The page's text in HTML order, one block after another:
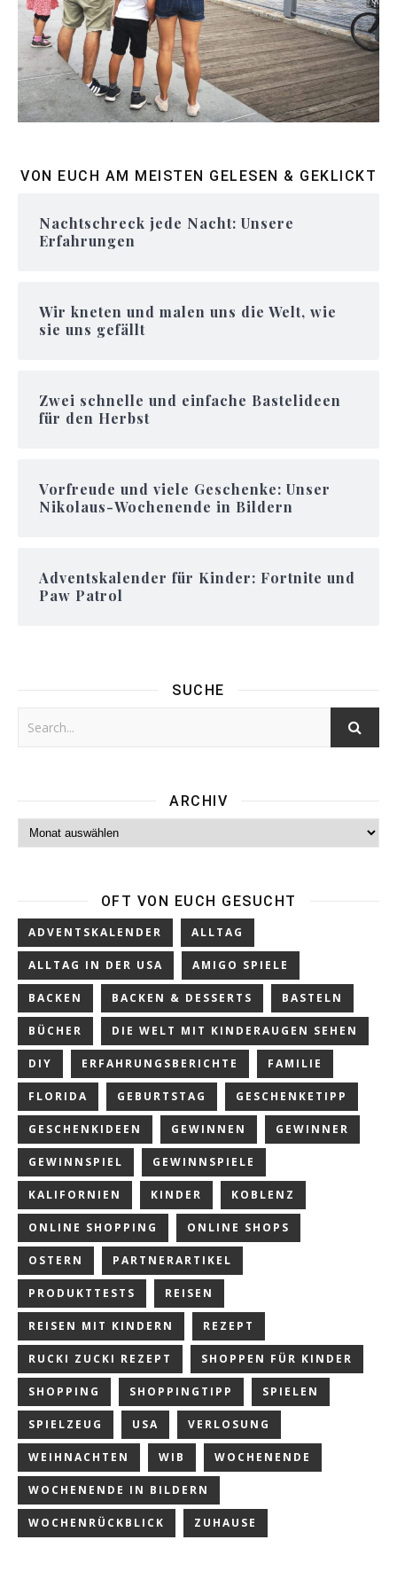
VON EUCH AM MEISTEN GELESEN & GEKLICKT
Nachtschreck jede Nacht: Unsere
Erfahrungen
Wir kneten und malen uns die Welt, wie
sie uns gefällt
Zwei schnelle und einfache Bastelideen
für den Herbst
Vorfreude und viele Geschenke: Unser
Nikolaus-Wochenende in Bildern
Adventskalender für Kinder: Fortnite und
Paw Patrol
SUCHE
ARCHIV
Archiv
OFT VON EUCH GESUCHT
ADVENTSKALENDER ALLTAG
ALLTAG IN DER USA AMIGO SPIELE
BACKEN BACKEN & DESSERTS BASTELN
BÜCHER DIE WELT MIT KINDERAUGEN SEHEN
DIY ERFAHRUNGSBERICHTE FAMILIE
FLORIDA GEBURTSTAG GESCHENKETIPP
GESCHENKIDEEN GEWINNEN GEWINNER
GEWINNSPIEL GEWINNSPIELE
KALIFORNIEN KINDER KOBLENZ
ONLINE SHOPPING ONLINE SHOPS
OSTERN PARTNERARTIKEL
PRODUKTTESTS REISEN
REISEN MIT KINDERN REZEPT
RUCKI ZUCKI REZEPT SHOPPEN FÜR KINDER
SHOPPING SHOPPINGTIPP SPIELEN
SPIELZEUG USA VERLOSUNG
WEIHNACHTEN WIB WOCHENENDE
WOCHENENDE IN BILDERN
WOCHENRÜCKBLICK ZUHAUSE